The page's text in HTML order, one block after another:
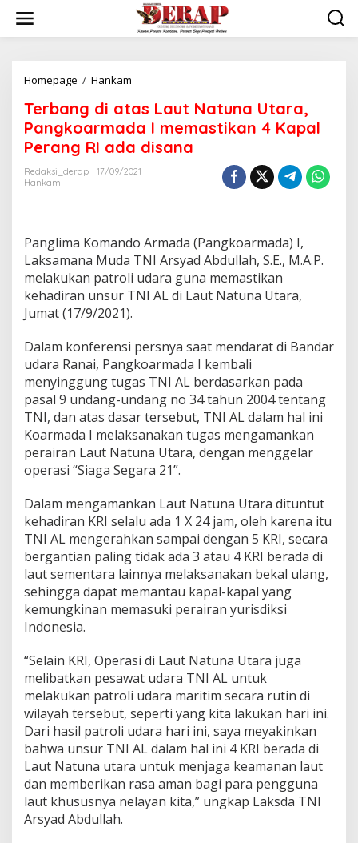
content
Homepage / Hankam
atas
Laut
Natuna
Utara,
Pangkoarmada
Perang
RI
ada
disana
Terbang di atas Laut Natuna Utara,
Pangkoarmada I memastikan 4 Kapal
Perang RI ada disana
Redaksi_derap
17/09/2021
Hankam
Panglima Komando Armada (Pangkoarmada) I,
Laksamana Muda TNI Arsyad Abdullah, S.E., M.A.P.
melakukan patroli udara guna memastikan
kehadiran unsur TNI AL di Laut Natuna Utara,
Jumat (17/9/2021).
Dalam konferensi persnya saat mendarat di Bandar
udara Ranai, Pangkoarmada I kembali
menyinggung tugas TNI AL berdasarkan pada
pasal 9 undang-undang no 34 tahun 2004 tentang
TNI, dan atas dasar tersebut, TNI AL dalam hal ini
Koarmada I melaksanakan tugas mengamankan
perairan Laut Natuna Utara, dengan menggelar
operasi “Siaga Segara 21”.
Dalam mengamankan Laut Natuna Utara dituntut
kehadiran KRI selalu ada 1 X 24 jam, oleh karena itu
TNI AL mengerahkan sampai dengan 5 KRI, secara
bergantian paling tidak ada 3 atau 4 KRI berada di
laut sementara lainnya melaksanakan bekal ulang,
sehingga dapat memantau kapal-kapal yang
kemungkinan memasuki perairan yurisdiksi
Indonesia.
“Selain KRI, Operasi di Laut Natuna Utara juga
melibatkan pesawat udara TNI AL untuk
melakukan patroli udara maritim secara rutin di
wilayah tersebut, seperti yang kita lakukan hari ini.
Dari hasil patroli udara hari ini, saya meyakinkan
bahwa unsur TNI AL dalam hal ini 4 KRI berada di
Laut Natuna utara untuk menjaga keamanan laut
dan memberikan rasa aman bagi para pengguna
laut khususnya nelayan kita,” ungkap Laksda TNI
Arsyad Abdullah.